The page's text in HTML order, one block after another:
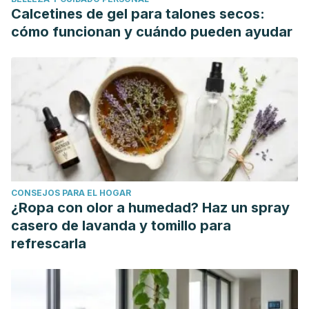
self-regulation and academic achievement. British Journal
of Educational Psychology. https://doi.org/10.1111/j.2044-
Tracy, J. L., Cheng, J. T., Robins, R. W., & Trzesniewski, K.
H. (2009). Authentic and hubristic pride: The affective core
of self-esteem and narcissism. Self and Identity.
https://doi.org/10.1080/15298860802505053
Cheng, J. T., Tracy, J. L., & Henrich, J. (2010). Pride,
personality, and the evolutionary foundations of human
social status. Evolution and Human Behavior.
https://doi.org/10.1016/j.evolhumbehav.2010.02.004
Calcetines de gel para talones secos:
cómo funcionan y cuándo pueden ayudar
CONSEJOS PARA EL HOGAR
¿Ropa con olor a humedad? Haz un spray
casero de lavanda y tomillo para
refrescarla